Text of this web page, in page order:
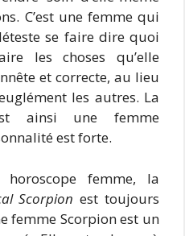
C’est une femme qui
se faire dire quoi
les choses qu’elle
et correcte, au lieu
les autres. La
ainsi une femme
est forte.
femme, la
Scorpion est toujours
femme Scorpion est un